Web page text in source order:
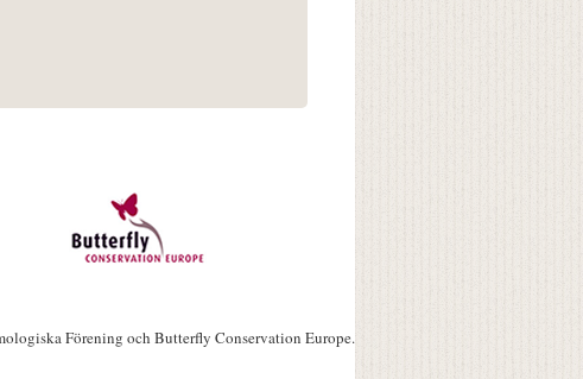
Förening och Butterfly Conservation Europe.